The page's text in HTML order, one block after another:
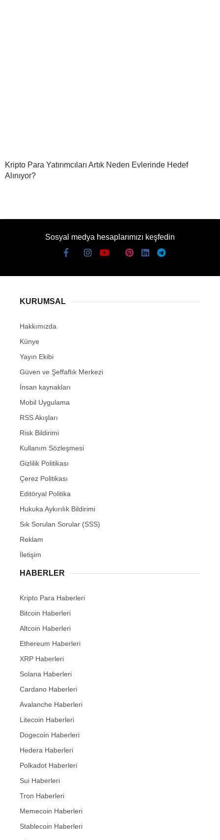
Kripto Para Yatırımcıları Artık Neden Evlerinde Hedef
Alınıyor?
Sosyal medya hesaplarımızı keşfedin
KURUMSAL
Hakkımızda
Künye
Yayın Ekibi
Güven ve Şeffaflık Merkezi
İnsan kaynakları
Mobil Uygulama
RSS Akışları
Risk Bildirimi
Kullanım Sözleşmesi
Gizlilik Politikası
Çerez Politikası
Editöryal Politika
Hukuka Aykırılık Bildirimi
Sık Sorulan Sorular (SSS)
Reklam
İletişim
HABERLER
Kripto Para Haberleri
Bitcoin Haberleri
Altcoin Haberleri
Ethereum Haberleri
XRP Haberleri
Solana Haberleri
Cardano Haberleri
Avalanche Haberleri
Litecoin Haberleri
Dogecoin Haberleri
Hedera Haberleri
Polkadot Haberleri
Sui Haberleri
Tron Haberleri
Memecoin Haberleri
Stablecoin Haberleri